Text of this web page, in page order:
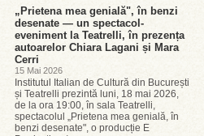
„Prietena mea genială", în benzi
desenate — un spectacol-
eveniment la Teatrelli, în prezența
autoarelor Chiara Lagani și Mara
Cerri
15 Mai 2026
Institutul Italian de Cultură din București
și Teatrelli prezintă luni, 18 mai 2026,
de la ora 19:00, în sala Teatrelli,
spectacolul „Prietena mea genială, în
benzi desenate", o producție E